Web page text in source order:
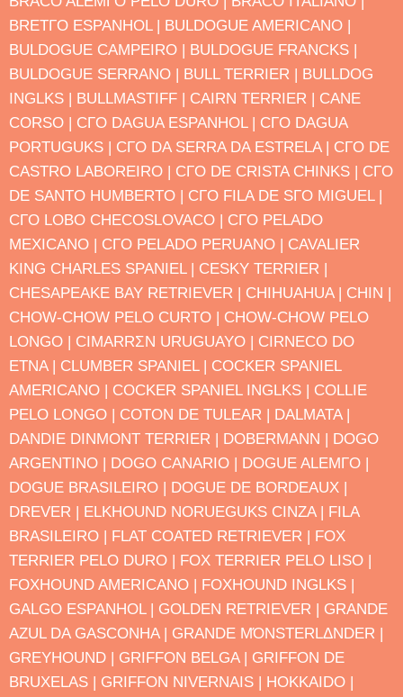
BRETΓO ESPANHOL |
BULDOGUE AMERICANO |
BULDOGUE CAMPEIRO |
BULDOGUE FRANCΚS |
BULDOGUE SERRANO |
BULL TERRIER |
BULLDOG
INGLΚS |
BULLMASTIFF | CAIRN TERRIER | CANE
CORSO | CΓO DΑGUA ESPANHOL | CΓO DΑGUA
PORTUGUΚS | CΓO DA SERRA DA ESTRELA | CΓO DE
CASTRO LABOREIRO | CΓO DE CRISTA CHINΚS | CΓO
DE SANTO HUMBERTO | CΓO FILA DE SΓO MIGUEL |
CΓO LOBO CHECOSLOVACO | CΓO PELADO
MEXICANO | CΓO PELADO PERUANO | CAVALIER
KING CHARLES SPANIEL | CESKY TERRIER |
CHESAPEAKE BAY RETRIEVER | CHIHUAHUA | CHIN |
CHOW-CHOW PELO CURTO | CHOW-CHOW PELO
LONGO | CIMARRΣN URUGUAYO | CIRNECO DO
ETNA | CLUMBER SPANIEL | COCKER SPANIEL
AMERICANO | COCKER SPANIEL INGLΚS | COLLIE
PELO LONGO | COTON DE TULEAR |
DΑLMATA |
DANDIE DINMONT TERRIER |
DOBERMANN |
DOGO
ARGENTINO |
DOGO CANΑRIO |
DOGUE ALEMΓO |
DOGUE BRASILEIRO |
DOGUE DE BORDEAUX |
DREVER |
ELKHOUND NORUEGUΚS CINZA |
FILA
BRASILEIRO |
FLAT COATED RETRIEVER |
FOX
TERRIER PELO DURO |
FOX TERRIER PELO LISO |
FOXHOUND AMERICANO |
FOXHOUND INGLΚS |
GALGO ESPANHOL | GOLDEN RETRIEVER | GRANDE
AZUL DA GASCONHA | GRANDE MΌNSTERLΔNDER |
GREYHOUND | GRIFFON BELGA | GRIFFON DE
BRUXELAS | GRIFFON NIVERNAIS |
HOKKAIDO |